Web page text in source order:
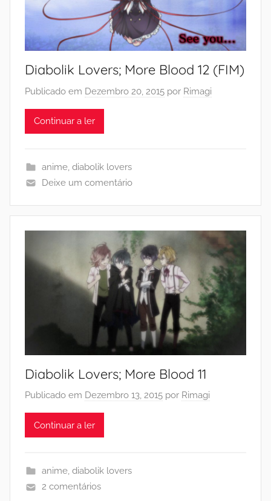
Diabolik Lovers; More Blood 12 (FIM)
Publicado em Dezembro 20, 2015 por Rimagi
Continuar a ler
anime, diabolik lovers
Deixe um comentário
Diabolik Lovers; More Blood 11
Publicado em Dezembro 13, 2015 por Rimagi
Continuar a ler
anime, diabolik lovers
2 comentários